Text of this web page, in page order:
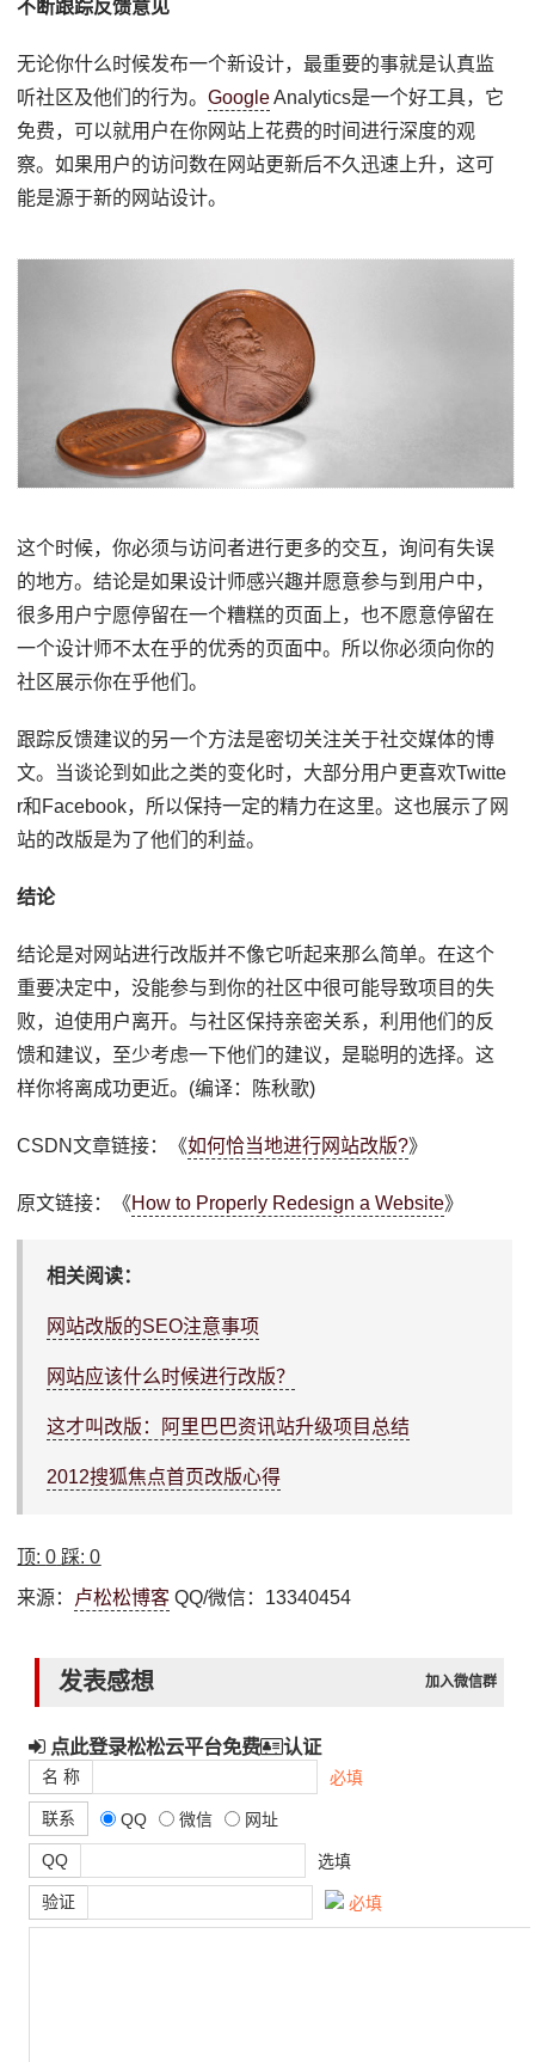
不断跟踪反馈意见
无论你什么时候发布一个新设计，最重要的事就是认真监
听社区及他们的行为。GoogleAnalytics是一个好工具，它
免费，可以就用户在你网站上花费的时间进行深度的观
察。如果用户的访问数在网站更新后不久迅速上升，这可
能是源于新的网站设计。
这个时候，你必须与访问者进行更多的交互，询问有失误
的地方。结论是如果设计师感兴趣并愿意参与到用户中，
很多用户宁愿停留在一个糟糕的页面上，也不愿意停留在
一个设计师不太在乎的优秀的页面中。所以你必须向你的
社区展示你在乎他们。
跟踪反馈建议的另一个方法是密切关注关于社交媒体的博
文。当谈论到如此之类的变化时，大部分用户更喜欢Twitte
r和Facebook，所以保持一定的精力在这里。这也展示了网
站的改版是为了他们的利益。
结论
结论是对网站进行改版并不像它听起来那么简单。在这个
重要决定中，没能参与到你的社区中很可能导致项目的失
败，迫使用户离开。与社区保持亲密关系，利用他们的反
馈和建议，至少考虑一下他们的建议，是聪明的选择。这
样你将离成功更近。(编译：陈秋歌)
CSDN文章链接：《如何恰当地进行网站改版?》
原文链接：《How to Properly Redesign a Website》
相关阅读：
网站改版的SEO注意事项
网站应该什么时候进行改版？
这才叫改版：阿里巴巴资讯站升级项目总结
2012搜狐焦点首页改版心得
顶:0 踩:0
来源： 卢松松博客 QQ/微信：13340454
发表感想 加入微信群
点此登录松松云平台免费 认证
名 称 必填
联系 QQ 微信 网址
QQ 选填
验证 必填